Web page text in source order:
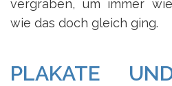
vergraben, um immer
wie das doch gleich ging.
PLAKATE